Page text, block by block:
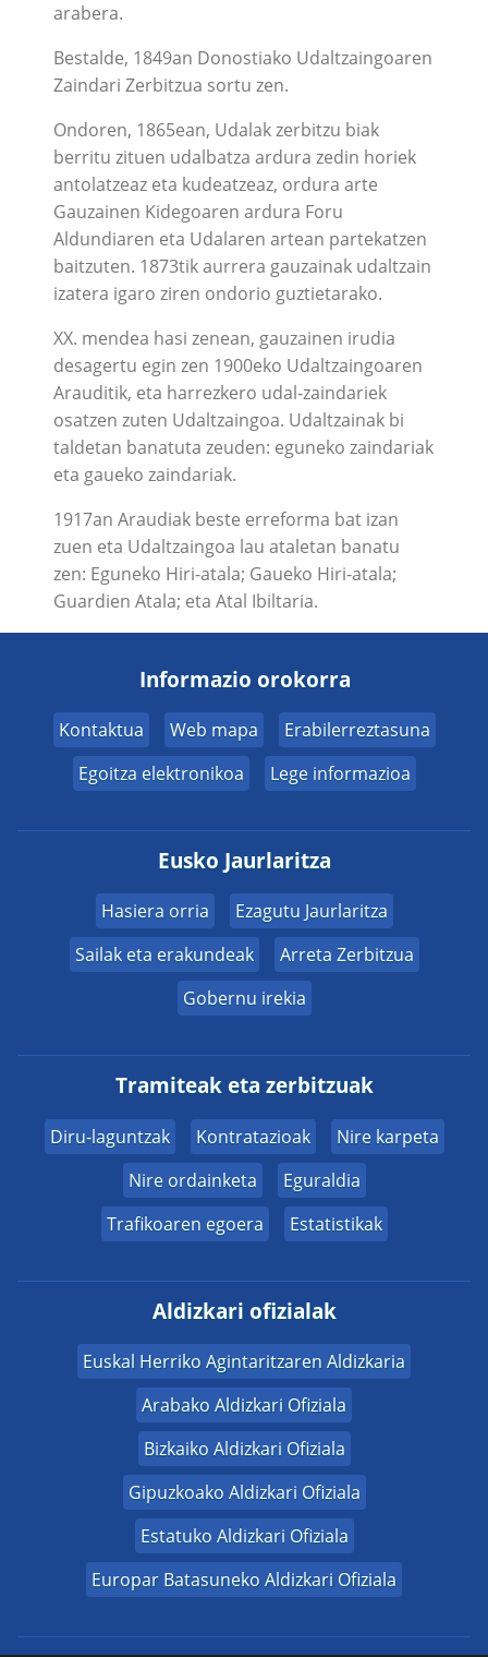
arabera.
Bestalde, 1849an Donostiako Udaltzaingoaren
Zaindari Zerbitzua sortu zen.
Ondoren, 1865ean, Udalak zerbitzu biak
berritu zituen udalbatza ardura zedin horiek
antolatzeaz eta kudeatzeaz, ordura arte
Gauzainen Kidegoaren ardura Foru
Aldundiaren eta Udalaren artean partekatzen
baitzuten. 1873tik aurrera gauzainak udaltzain
izatera igaro ziren ondorio guztietarako.
XX. mendea hasi zenean, gauzainen irudia
desagertu egin zen 1900eko Udaltzaingoaren
Arauditik, eta harrezkero udal-zaindariek
osatzen zuten Udaltzaingoa. Udaltzainak bi
taldetan banatuta zeuden: eguneko zaindariak
eta gaueko zaindariak.
1917an Araudiak beste erreforma bat izan
zuen eta Udaltzaingoa lau ataletan banatu
zen: Eguneko Hiri-atala; Gaueko Hiri-atala;
Guardien Atala; eta Atal Ibiltaria.
Informazio orokorra
Kontaktua Web mapa
Erabilerreztasuna
Egoitza elektronikoa
Lege informazioa
Eusko Jaurlaritza
Hasiera orria
Ezagutu Jaurlaritza
Sailak eta erakundeak
Arreta Zerbitzua
Gobernu irekia
Tramiteak eta zerbitzuak
Diru-laguntzak Kontratazioak
Nire karpeta
Nire ordainketa
Eguraldia
Trafikoaren egoera
Estatistikak
Aldizkari ofizialak
Euskal Herriko Agintaritzaren Aldizkaria
Arabako Aldizkari Ofiziala
Bizkaiko Aldizkari Ofiziala
Gipuzkoako Aldizkari Ofiziala
Estatuko Aldizkari Ofiziala
Europar Batasuneko Aldizkari Ofiziala